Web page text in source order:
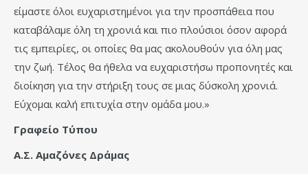
είμαστε όλοι ευχαριστημένοι για την προσπάθεια που
καταβάλαμε όλη τη χρονιά και πιο πλούσιοι όσον αφορά
τις εμπειρίες, οι οποίες θα μας ακολουθούν για όλη μας
την ζωή. Τέλος θα ήθελα να ευχαριστήσω προπονητές και
διοίκηση για την στήριξη τους σε μιας δύσκολη χρονιά.
Εύχομαι καλή επιτυχία στην ομάδα μου.»
Γραφείο Τύπου
Α.Σ. Αμαζόνες Δράμας